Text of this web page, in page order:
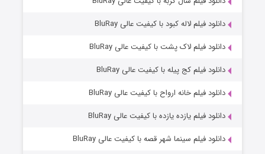
دانلود فیلم لاله کبود با کیفیت عالی BluRay
دانلود فیلم لاک پشت با کیفیت عالی BluRay
دانلود فیلم کج‌ پیله با کیفیت عالی BluRay
دانلود فیلم خانه ارواح با کیفیت عالی BluRay
دانلود فیلم یازده یازده با کیفیت عالی BluRay
دانلود فیلم سینما شهر قصه با کیفیت عالی BluRay